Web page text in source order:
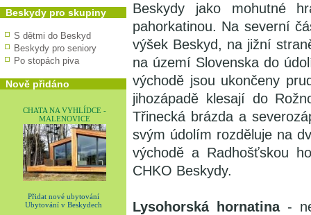
Beskydy pro skupiny
S dětmi do Beskyd
Beskydy pro seniory
Po stopách piva
Nově přidáno
CHATA NA VYHLÍDCE -
MALENOVICE
Přidat nové ubytování
Ubytování v Beskydech
Beskydy jako mohutné
pahorkatinou. Na severní
výšek Beskyd, na jižní
na území Slovenska do
východě jsou ukončeny
jihozápadě klesají do
Třinecká brázda a
svým údolím rozděluje na
východě a Radhošťskou
CHKO Beskydy.
Lysohorská hornatina-